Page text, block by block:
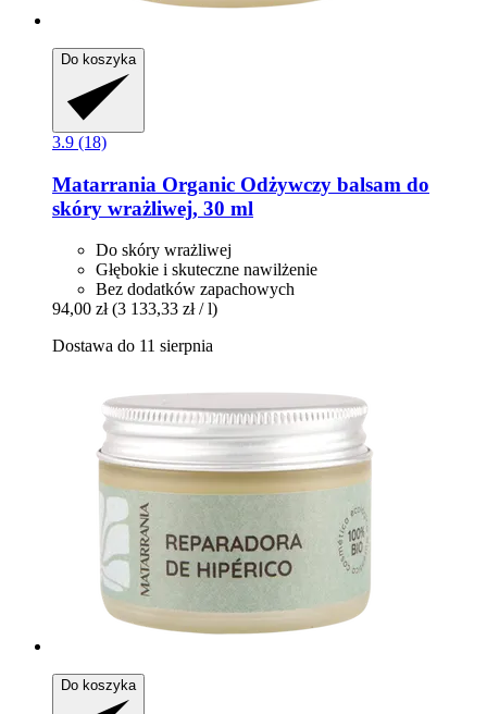
Do koszyka
3.9 (18)
Matarrania Organic Odżywczy balsam do
skóry wrażliwej, 30 ml
Do skóry wrażliwej
Głębokie i skuteczne nawilżenie
Bez dodatków zapachowych
94,00 zł (3 133,33 zł / l)
Dostawa do 11 sierpnia
Do koszyka